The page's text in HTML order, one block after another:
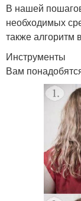
В нашей
необходимых
также алгоритм
Инструменты
Вам